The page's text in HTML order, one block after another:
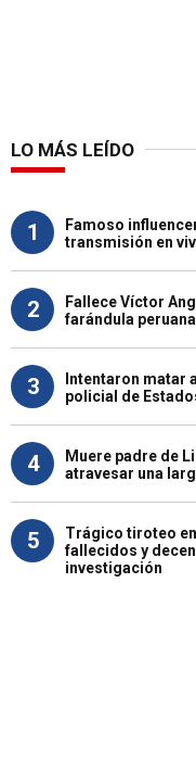
LO MÁS LEÍDO
1
Famoso
transmisión en
2
Fallece Víctor
farándula
3
Intentaron matar
policial de
4
Muere padre de
atravesar una
5
Trágico tiroteo
fallecidos y
investigación